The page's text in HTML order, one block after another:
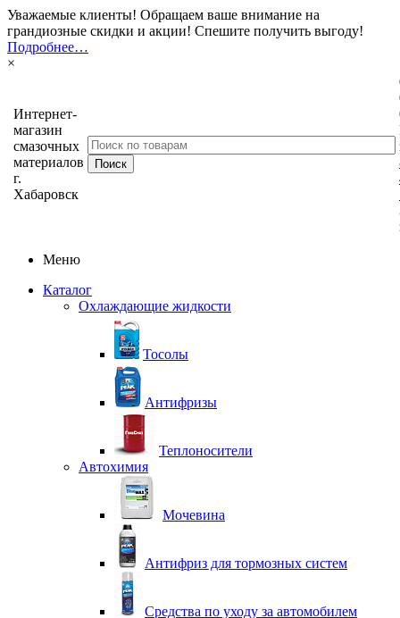
Уважаемые клиенты! Обращаем ваше внимание на
грандиозные скидки и акции! Спешите получить выгоду!
Подробнее…
×
Интернет-
магазин
смазочных
материалов
г.
Хабаровск
Меню
Каталог
Охлаждающие жидкости
Тосолы
Антифризы
Теплоносители
Автохимия
Мочевина
Антифриз для тормозных систем
Средства по уходу за автомобилем